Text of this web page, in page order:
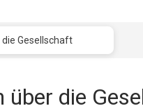
Gesellschaft
über die